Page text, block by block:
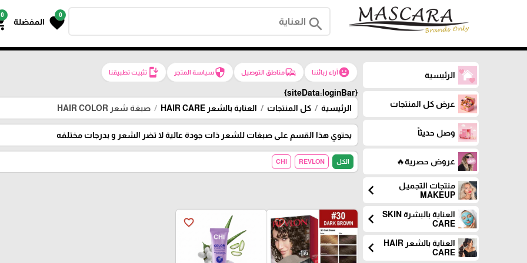
search
0
favorite المفضلة
0
الرئيسية
عرض كل المنتجات
وصل حديثاً
عروض حصرية🔥
منتجات التجميـل
MAKEUP
chevron_left
العناية بالبشرة SKIN
CARE
chevron_left
العناية بالشعر HAIR
CARE
chevron_left
emoji_emotionsآراء زبائننا commuteمناطق التوصيل securityسياسة المتجر install_mobileتثبيت تطبيقنا
{siteData:loginBar}
الرئيسية
كل المنتجات العناية بالشعر HAIR CARE صبغة شعر HAIR COLOR
يحتوي هذا القسم على صبغات للشعر ذات جودة عالية لا تضر الشعر و بدرجات مختلفه
الكل REVLON
CHI
favorite_border
favorite_border